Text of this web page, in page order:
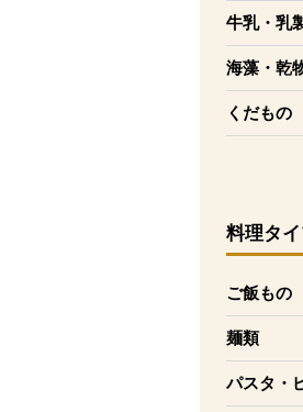
牛乳・乳
を開く
海藻・乾
を開く
くだもの
を開く
料理タ
ご飯もの
を開く
麺類
を開く
パスタ・
を開く